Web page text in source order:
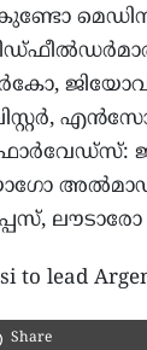
ലൗടാരോ
to lead
Share